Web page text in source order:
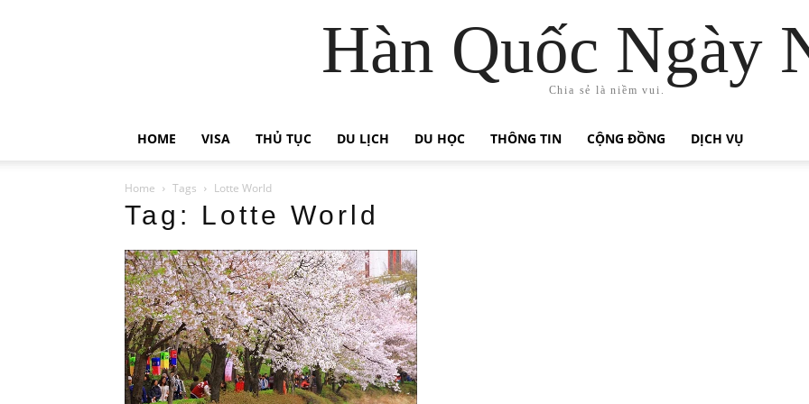
Hàn Quốc Ngày
Chia sẻ là niềm vui.
HOME VISA THỦ TỤC DU LỊCH DU HỌC THÔNG TIN CỘNG ĐỒNG DỊCH VỤ
Home Tags Lotte World
Tag: Lotte World